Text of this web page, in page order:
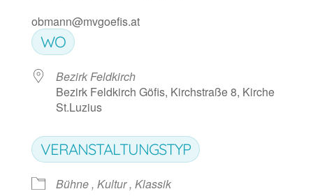
obmann@mvgoefis.at
WO
Bezirk Feldkirch
Bezirk Feldkirch Göfis, Kirchstraße 8, Kirche
St.Luzius
VERANSTALTUNGSTYP
Bühne , Kultur , Klassik